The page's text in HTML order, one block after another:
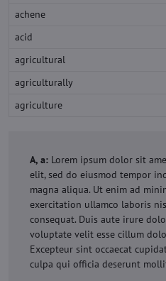
achene
acid
agricultural
agriculturally
agriculture
A, a: Lorem ipsum dolor sit
elit, sed do eiusmod tempor
magna aliqua. Ut enim ad
exercitation ullamco laboris
consequat. Duis aute irure
voluptate velit esse cillum
Excepteur sint occaecat
culpa qui officia deserunt